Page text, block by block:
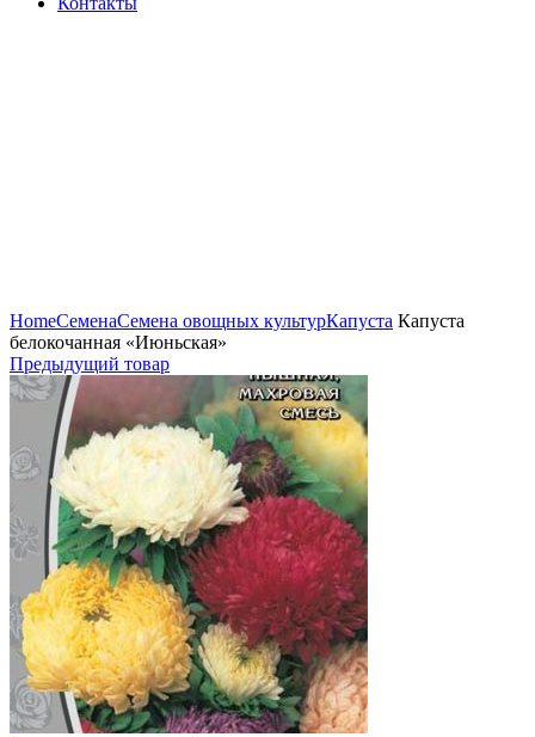
HomeСеменаСемена овощных культурКапуста Капуста
белокочанная «Июньская»
Предыдущий товар